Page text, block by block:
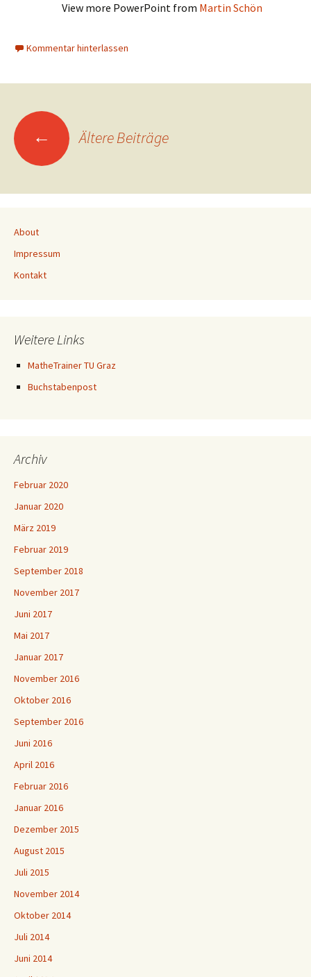
View more PowerPoint from Martin Schön
Kommentar hinterlassen
Beitragsnavigation
← Ältere Beiträge
About
Impressum
Kontakt
Weitere Links
MatheTrainer TU Graz
Buchstabenpost
Archiv
Februar 2020
Januar 2020
März 2019
Februar 2019
September 2018
November 2017
Juni 2017
Mai 2017
Januar 2017
November 2016
Oktober 2016
September 2016
Juni 2016
April 2016
Februar 2016
Januar 2016
Dezember 2015
August 2015
Juli 2015
November 2014
Oktober 2014
Juli 2014
Juni 2014